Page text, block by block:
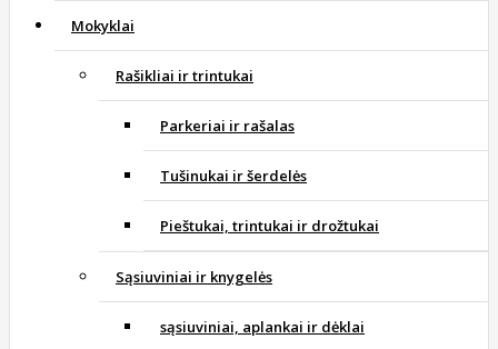
Mokyklai
Rašikliai ir trintukai
Parkeriai ir rašalas
Tušinukai ir šerdelės
Pieštukai, trintukai ir drožtukai
Sąsiuviniai ir knygelės
sąsiuviniai, aplankai ir dėklai